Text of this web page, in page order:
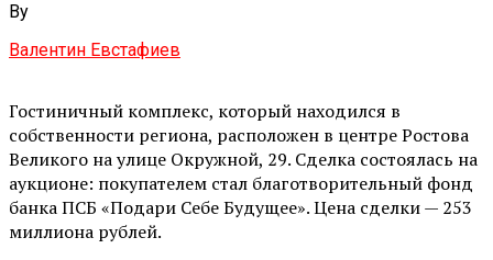
By
Валентин Евстафиев
Гостиничный комплекс, который находился в
собственности региона, расположен в центре Ростова
Великого на улице Окружной, 29. Сделка состоялась на
аукционе: покупателем стал благотворительный фонд
банка ПСБ «Подари Себе Будущее». Цена сделки — 253
миллиона рублей.